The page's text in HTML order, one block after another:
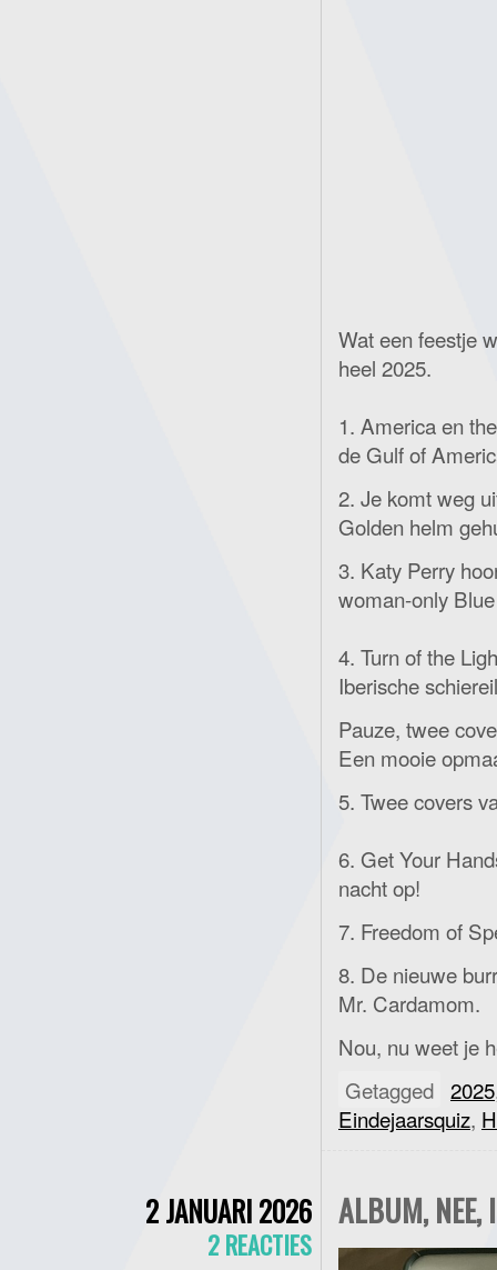
Wat een feestje
heel 2025.
1. America en
de Gulf of
2. Je komt weg
Golden helm
3. Katy Perry
woman-only
4. Turn of the
Iberische
Pauze, twee
Een mooie
5. Twee covers
6. Get Your
nacht op!
7. Freedom of
8. De nieuwe
Mr. Cardamom.
Nou, nu weet je
Getagged 2025
Eindejaarsquiz,
2 JANUARI 2026
2 REACTIES
ALBUM, NEE,